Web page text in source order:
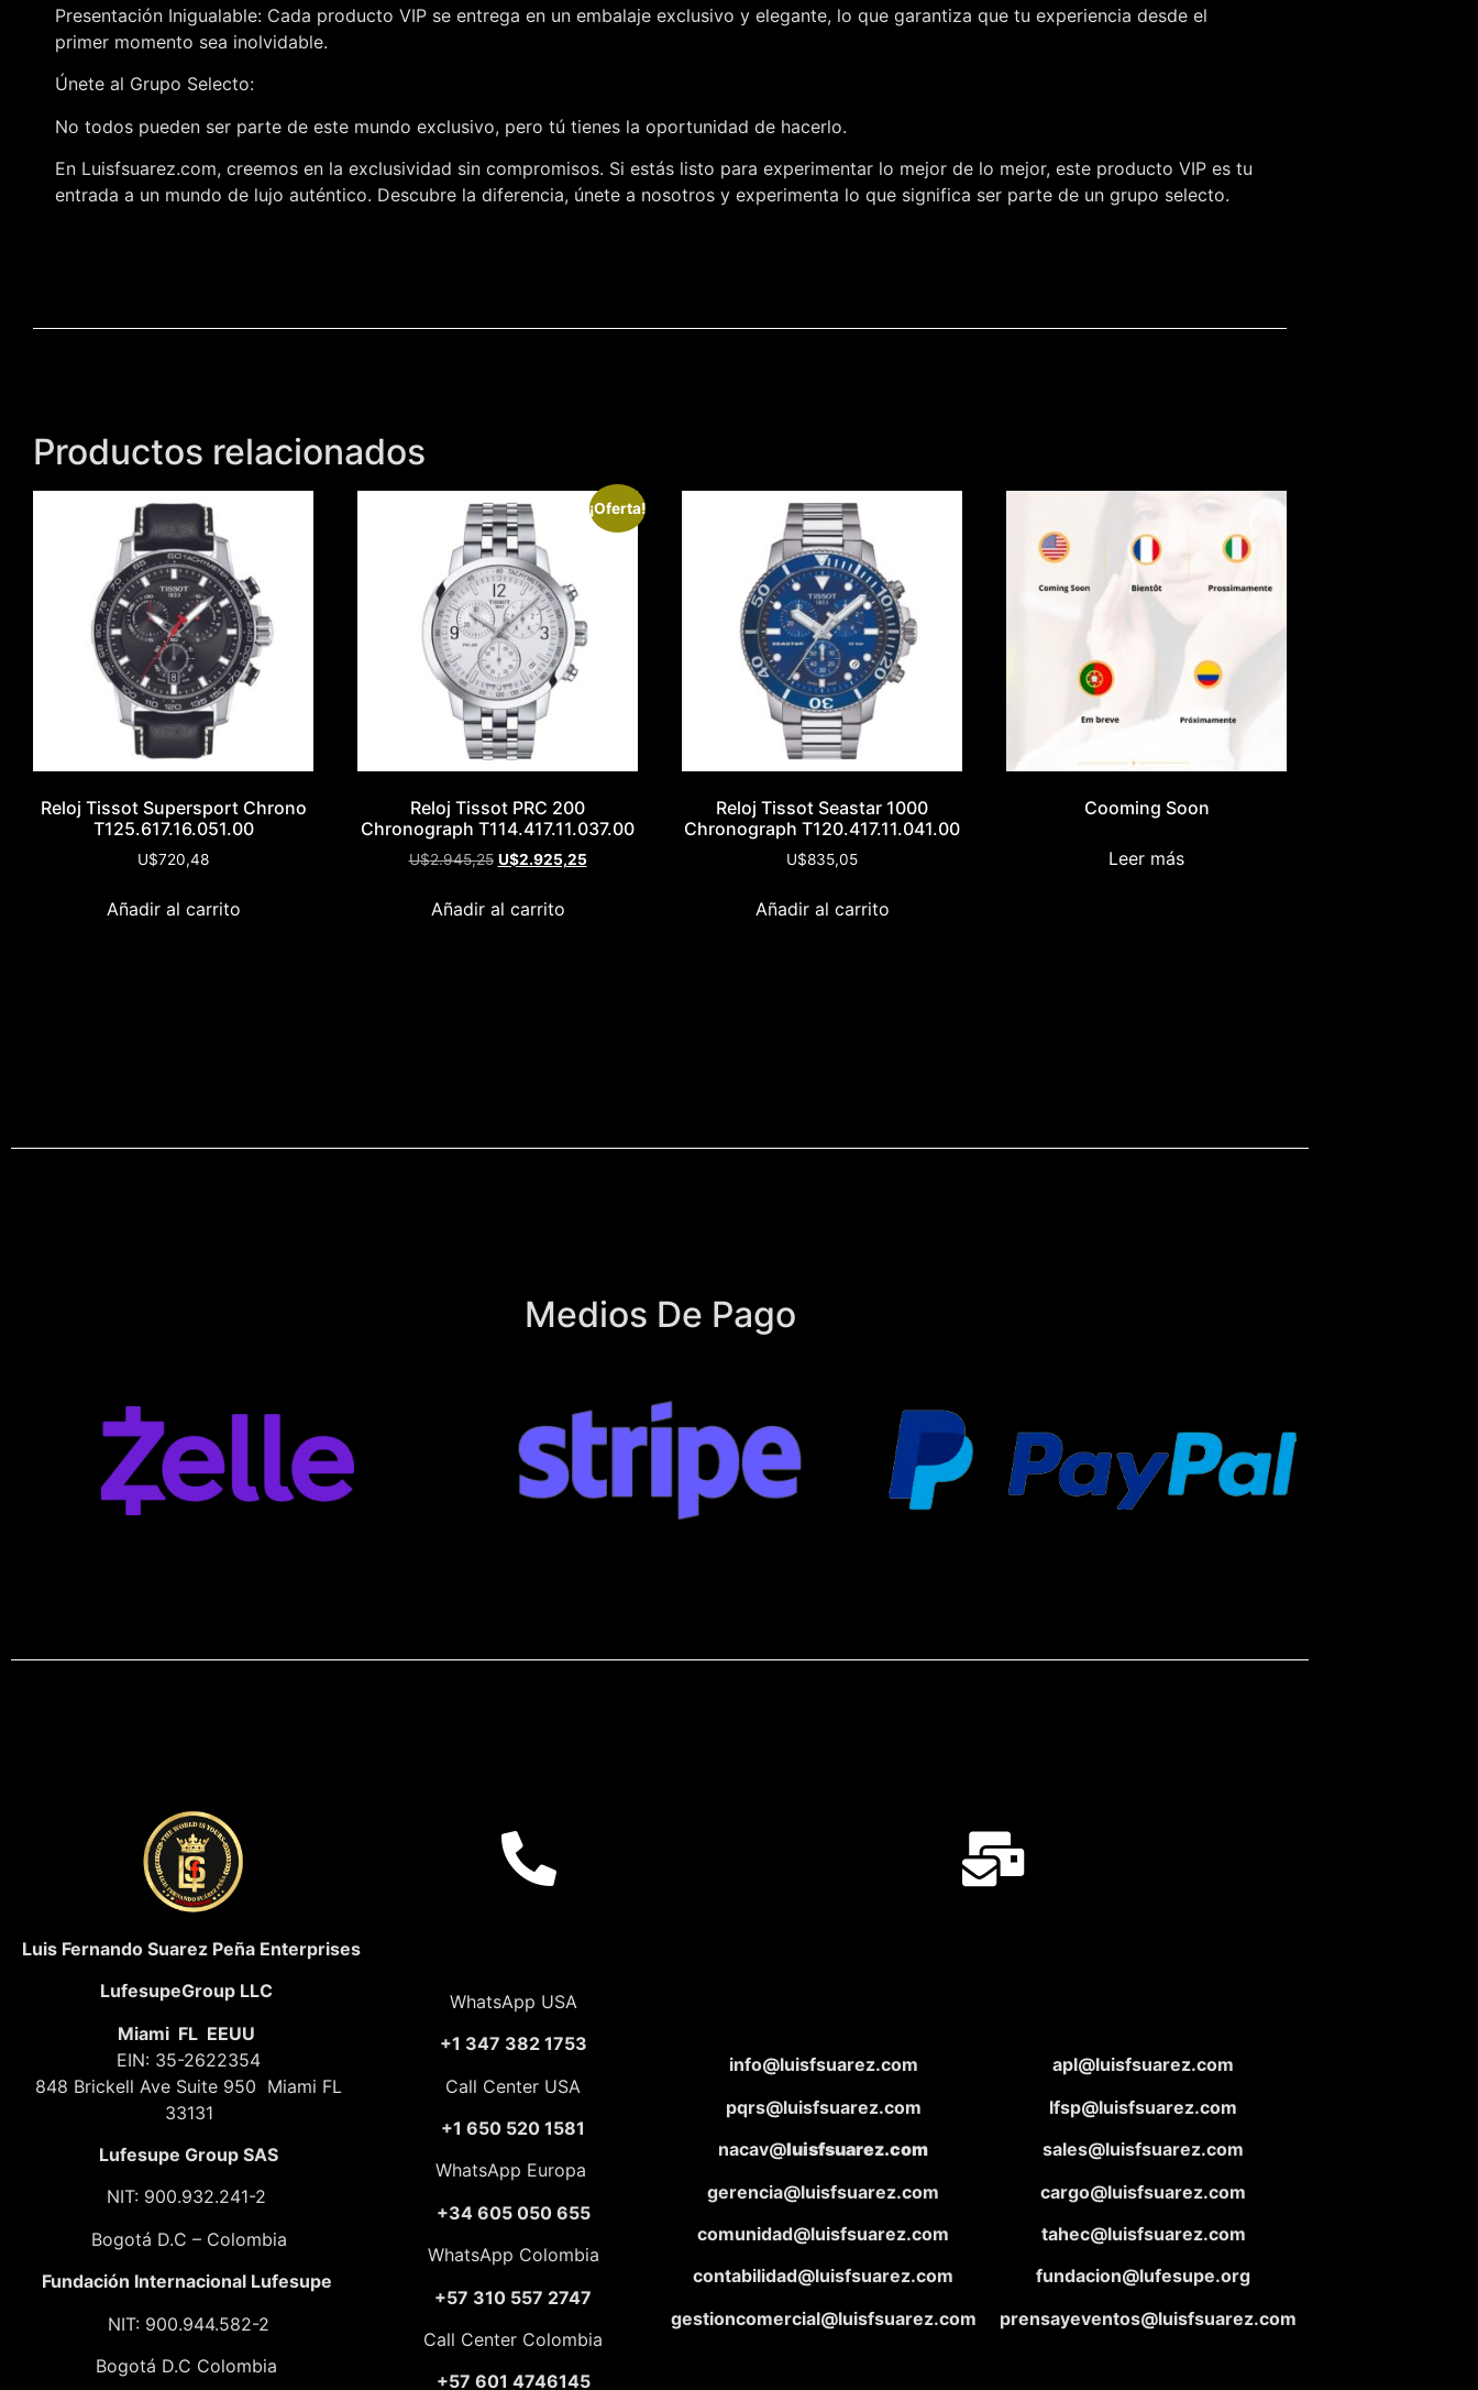
Presentación Inigualable: Cada producto VIP se entrega en un embalaje exclusivo y elegante, lo que garantiza que tu experiencia desde el
primer momento sea inolvidable.
Únete al Grupo Selecto:
No todos pueden ser parte de este mundo exclusivo, pero tú tienes la oportunidad de hacerlo.
En Luisfsuarez.com, creemos en la exclusividad sin compromisos. Si estás listo para experimentar lo mejor de lo mejor, este producto VIP es tu
entrada a un mundo de lujo auténtico. Descubre la diferencia, únete a nosotros y experimenta lo que significa ser parte de un grupo selecto.
Productos relacionados
Reloj Tissot Supersport Chrono
T125.617.16.051.00
U$720,48
Añadir al carrito
¡Oferta!
Reloj Tissot PRC 200
Chronograph T114.417.11.037.00
U$2.945,25 U$2.925,25
Añadir al carrito
Reloj Tissot Seastar 1000
Chronograph T120.417.11.041.00
U$835,05
Añadir al carrito
Cooming Soon
Leer más
Medios De Pago
Luis Fernando Suarez Peña Enterprises
LufesupeGroup LLC
Miami FL EEUU
EIN: 35-2622354
848 Brickell Ave Suite 950 Miami FL
33131
Lufesupe Group SAS
NIT: 900.932.241-2
Bogotá D.C – Colombia
Fundación Internacional Lufesupe
NIT: 900.944.582-2
Bogotá D.C Colombia
WhatsApp USA
+1 347 382 1753
Call Center USA
+1 650 520 1581
WhatsApp Europa
+34 605 050 655
WhatsApp Colombia
+57 310 557 2747
Call Center Colombia
+57 601 4746145
info@luisfsuarez.com
pqrs@luisfsuarez.com
nacav@luisfsuarez.com
gerencia@luisfsuarez.com
comunidad@luisfsuarez.com
contabilidad@luisfsuarez.com
gestioncomercial@luisfsuarez.com
apl@luisfsuarez.com
lfsp@luisfsuarez.com
sales@luisfsuarez.com
cargo@luisfsuarez.com
tahec@luisfsuarez.com
fundacion@lufesupe.org
prensayeventos@luisfsuarez.com